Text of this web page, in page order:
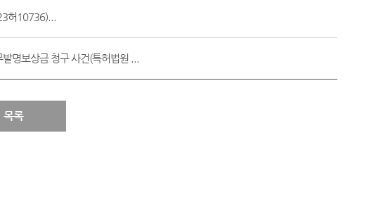
허10736)...
명보상금 청구 사건(특허법원 ...
목록